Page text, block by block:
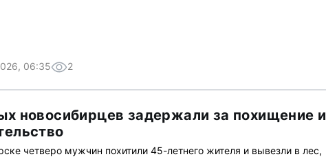
06:35 2
новосибирцев задержали за похищение и
четверо мужчин похитили 45-летнего жителя и вывезли в лес,